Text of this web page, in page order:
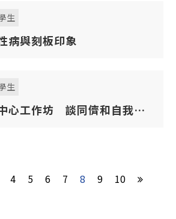
生
與刻板印象
生
心工作坊 談同儕和自我編
4 5 6 7 8 9 10